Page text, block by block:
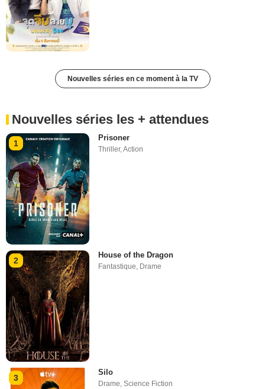
Nouvelles séries en ce moment à la TV
Nouvelles séries les + attendues
1
Prisoner
Thriller,Action
2
House of the Dragon
Fantastique, Drame
3
Silo
Drame,Science Fiction